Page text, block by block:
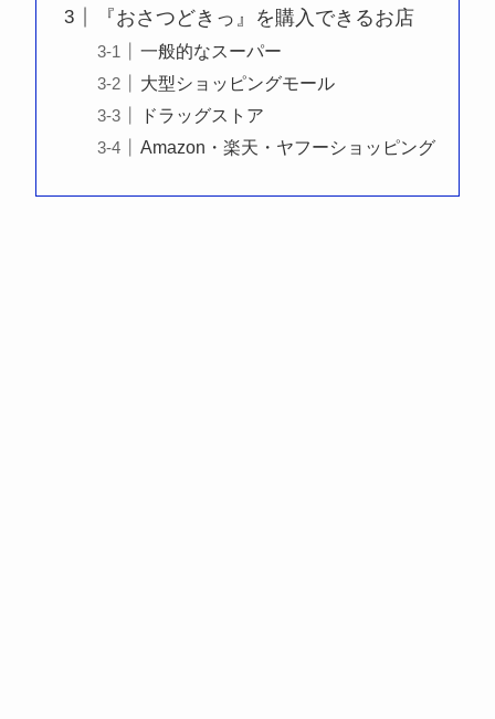
『おさつどきっ』を購入できるお店
一般的なスーパー
大型ショッピングモール
ドラッグストア
Amazon・楽天・ヤフーショッピング